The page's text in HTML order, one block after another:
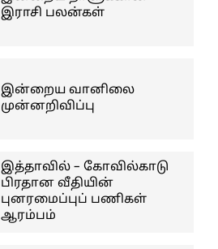
இராசி பலன்கள்
இன்றைய வானிலை
முன்னறிவிப்பு
இத்தாவில் – கோவில்காடு
பிரதான வீதியின்
புனரமைப்புப் பணிகள்
ஆரம்பம்